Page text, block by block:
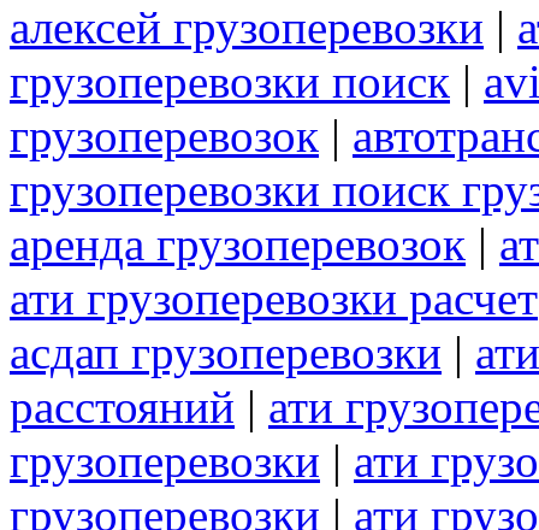
алексей грузоперевозки |
грузоперевозки поиск |
грузоперевозок |
грузоперевозки поиск
аренда грузоперевозок |
ати грузоперевозки расчет
асдап грузоперевозки |
расстояний | ати
грузоперевозки | ати
грузоперевозки | ати